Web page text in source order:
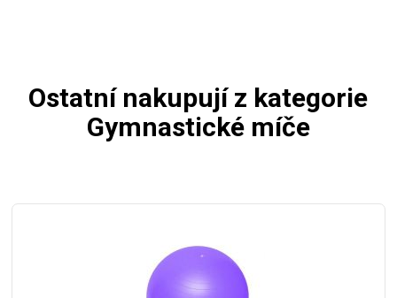
Ostatní nakupují z kategorie
Gymnastické míče